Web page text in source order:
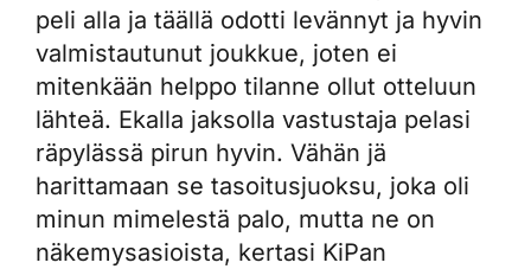
peli alla ja täällä odotti levännyt ja hyvin
valmistautunut joukkue, joten ei
mitenkään helppo tilanne ollut otteluun
lähteä. Ekalla jaksolla vastustaja pelasi
räpylässä pirun hyvin. Vähän jä
harittamaan se tasoitusjuoksu, joka oli
minun mimelestä palo, mutta ne on
näkemysasioista, kertasi KiPan